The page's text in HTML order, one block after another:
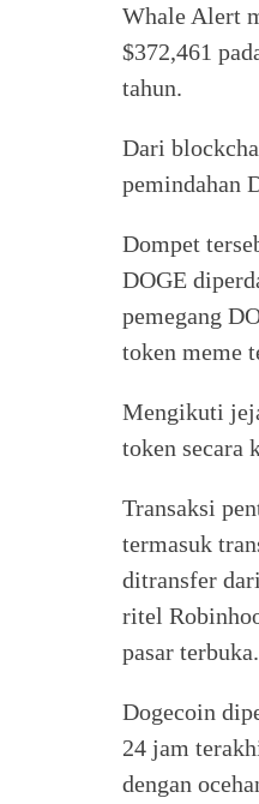
Whale Alert
$372,461
tahun.
Dari
pemindahan
Dompet
DOGE
pemegang
token meme
Mengikuti
token secara
Transaksi
termasuk
ditransfer
ritel
pasar terbuka.
Dogecoin
24 jam
dengan